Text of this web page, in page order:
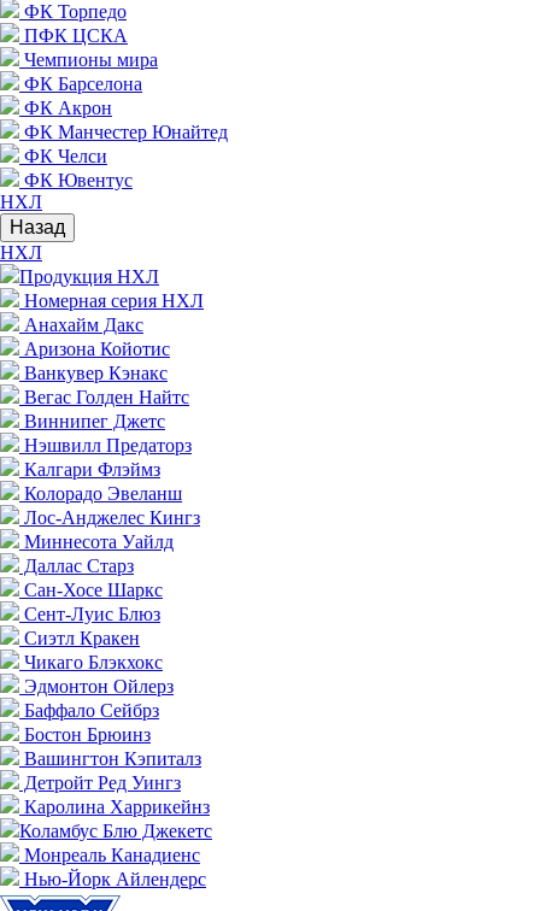
ФК Торпедо
ПФК ЦСКА
Чемпионы мира
ФК Барселона
ФК Акрон
ФК Манчестер Юнайтед
ФК Челси
ФК Ювентус
НХЛ
Назад
НХЛ
Продукция НХЛ
Номерная серия НХЛ
Анахайм Дакс
Аризона Койотис
Ванкувер Кэнакс
Вегас Голден Найтс
Виннипег Джетс
Нэшвилл Предаторз
Калгари Флэймз
Колорадо Эвеланш
Лос-Анджелес Кингз
Миннесота Уайлд
Даллас Старз
Сан-Хосе Шаркс
Сент-Луис Блюз
Сиэтл Кракен
Чикаго Блэкхокс
Эдмонтон Ойлерз
Баффало Сейбрз
Бостон Брюинз
Вашингтон Кэпиталз
Детройт Ред Уингз
Каролина Харрикейнз
Коламбус Блю Джекетс
Монреаль Канадиенс
Нью-Йорк Айлендерс